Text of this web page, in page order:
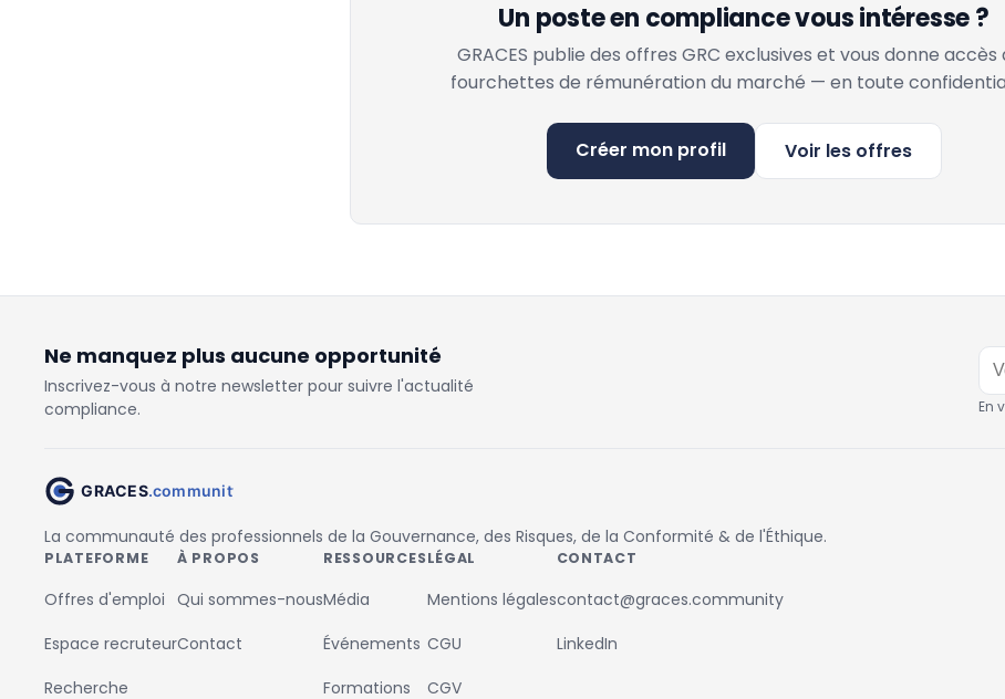
Un poste en compliance vous intéresse ?
GRACES publie des offres GRC exclusives et vous donne accès
fourchettes de rémunération du marché — en toute
Créer mon profil Voir les offres
Ne manquez plus aucune opportunité
Inscrivez-vous à notre newsletter pour suivre l'actualité
compliance.
En
La communauté des professionnels de la Gouvernance, des Risques, de la Conformité & de l'Éthique.
PLATEFORME
Offres d'emploi
Espace recruteur
Recherche
À PROPOS
Qui sommes-nous
Contact
RESSOURCES
Média
Événements
Formations
LÉGAL
Mentions légales
CGU
CGV
CONTACT
contact@graces.community
LinkedIn